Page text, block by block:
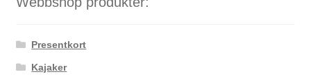
Presentkort
Kajaker